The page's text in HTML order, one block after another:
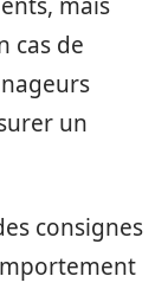
cas de
un
consignes